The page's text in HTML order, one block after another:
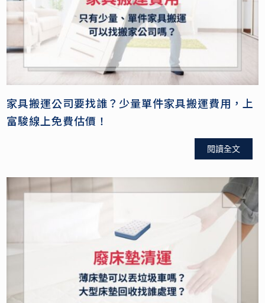
家具搬運公司要找誰？少量單件家具搬運費用，上
富駿線上免費估價！
閱讀全文